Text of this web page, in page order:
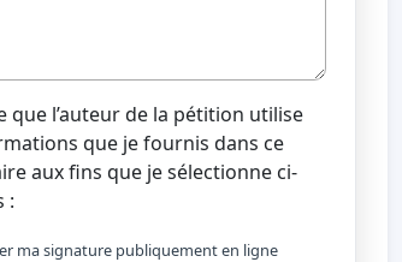
que l’auteur de la pétition utilise
que je fournis dans ce
aux fins que je sélectionne ci-
:
ma signature publiquement en ligne